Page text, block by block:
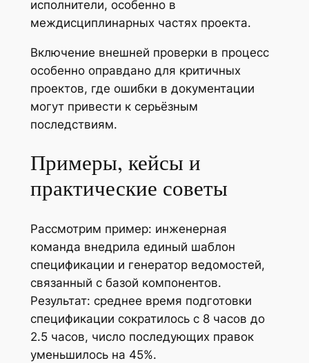
исполнители, особенно в
междисциплинарных частях проекта.
Включение внешней проверки в процесс
особенно оправдано для критичных
проектов, где ошибки в документации
могут привести к серьёзным
последствиям.
Примеры, кейсы и
практические советы
Рассмотрим пример: инженерная
команда внедрила единый шаблон
спецификации и генератор ведомостей,
связанный с базой компонентов.
Результат: среднее время подготовки
спецификации сократилось с 8 часов до
2.5 часов, число последующих правок
уменьшилось на 45%.